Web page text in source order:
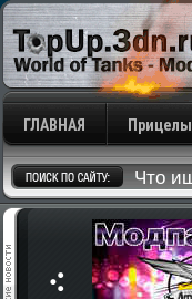
ГЛАВНАЯ Прицелы